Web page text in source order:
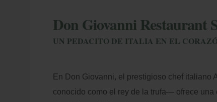
Don Giovanni Restaurant
UN PEDACITO DE ITALIA EN EL
En Don Giovanni, el prestigioso chef italiano
conocido como el rey de la trufa— ofrece una